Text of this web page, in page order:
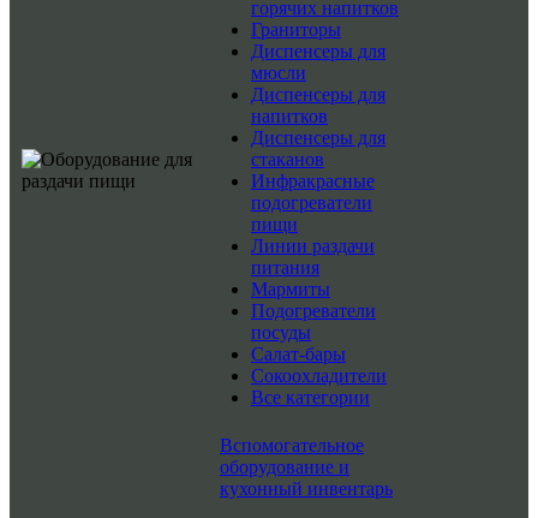
горячих напитков
Граниторы
Диспенсеры для
мюсли
Диспенсеры для
напитков
Диспенсеры для
стаканов
Инфракрасные
подогреватели
пищи
Линии раздачи
питания
Мармиты
Подогреватели
посуды
Салат-бары
Сокоохладители
Все категории
Вспомогательное
оборудование и
кухонный инвентарь